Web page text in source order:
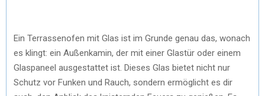
Ein Terrassenofen mit Glas ist im Grunde genau das, wonach
es klingt: ein Außenkamin, der mit einer Glastür oder einem
Glaspaneel ausgestattet ist. Dieses Glas bietet nicht nur
Schutz vor Funken und Rauch, sondern ermöglicht es dir